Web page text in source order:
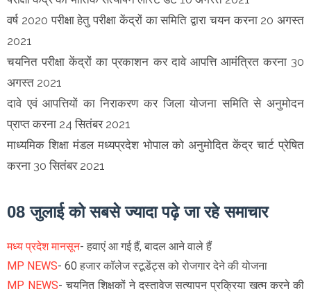
वर्ष 2020 परीक्षा हेतु परीक्षा केंद्रों का समिति द्वारा चयन करना 20 अगस्त
2021
चयनित परीक्षा केंद्रों का प्रकाशन कर दावे आपत्ति आमंत्रित करना 30
अगस्त 2021
दावे एवं आपत्तियों का निराकरण कर जिला योजना समिति से अनुमोदन
प्राप्त करना 24 सितंबर 2021
माध्यमिक शिक्षा मंडल मध्यप्रदेश भोपाल को अनुमोदित केंद्र चार्ट प्रेषित
करना 30 सितंबर 2021
08 जुलाई को सबसे ज्यादा पढ़े जा रहे समाचार
मध्य प्रदेश मानसून- हवाएं आ गई हैं, बादल आने वाले हैं
MP NEWS- 60 हजार कॉलेज स्टूडेंट्स को रोजगार देने की योजना
MP NEWS- चयनित शिक्षकों ने दस्तावेज सत्यापन प्रक्रिया खत्म करने की